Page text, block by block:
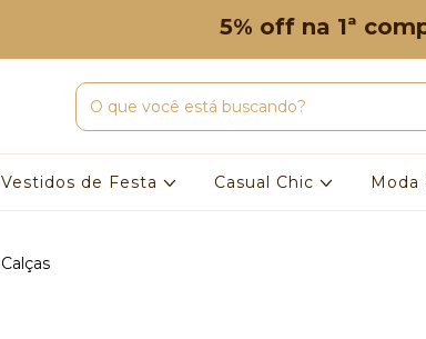
5% off na 1ª
Vestidos de Festa Casual Chic Moda
Calças